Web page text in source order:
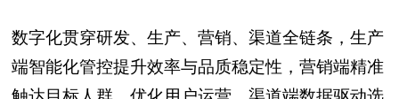
数字化贯穿研发、生产、营销、渠道全链条，生产
端智能化管控提升效率与品质稳定性，营销端精准